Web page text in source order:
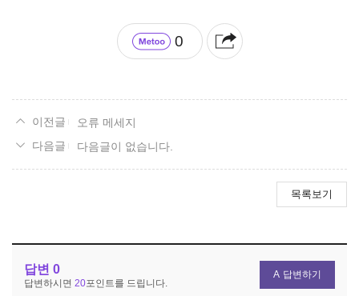
0
오류 메세지
다음글이 없습니다.
목록보기
답변 0
답변하시면 20포인트를 드립니다.
답변하기